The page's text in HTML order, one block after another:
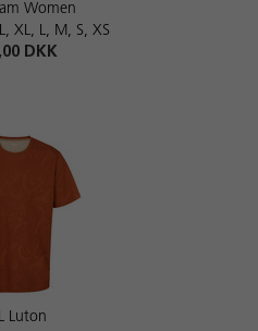
Women
XL, L, M, S, XS
DKK
Luton